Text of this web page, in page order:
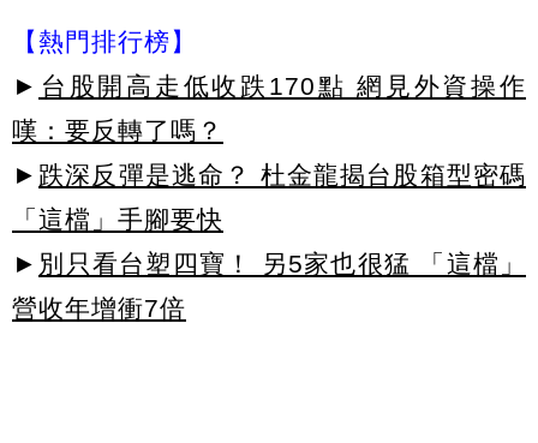
【熱門排行榜】
► 台股開高走低收跌170點 網見外資操作
嘆：要反轉了嗎？
► 跌深反彈是逃命？ 杜金龍揭台股箱型密碼
「這檔」手腳要快
► 別只看台塑四寶！ 另5家也很猛 「這檔」
營收年增衝7倍